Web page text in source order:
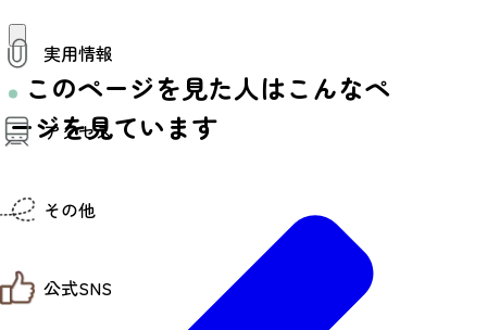
仙台観光マップ
体験事業者
実用情報
お役立ち情報
アクセス
市内の交通情報
その他
お問い合わせ
公式SNS
このページを見た人はこんなペ
ージを見ています